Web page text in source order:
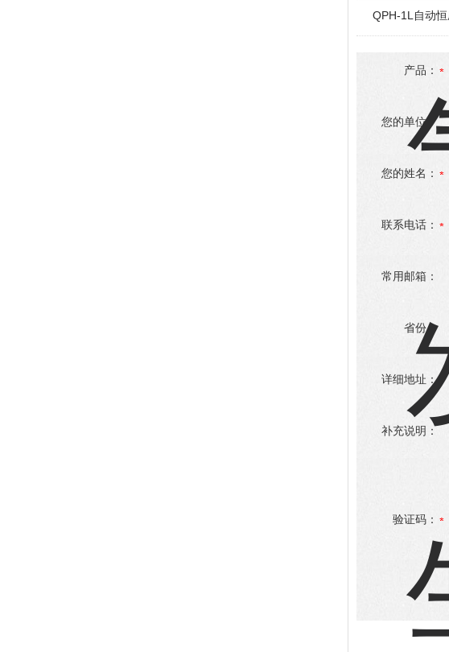
QPH-1L自动
产品：
您的单位：
您的姓名：
联系电话：
常用邮箱：
省份：
详细地址：
补充说明：
验证码：